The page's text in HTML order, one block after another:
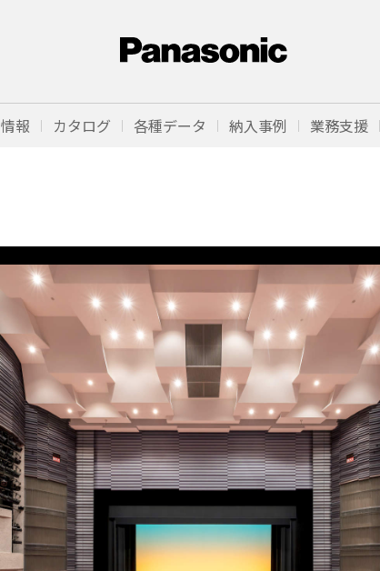
報 カタログ 各種データ 納入事例 業務支援